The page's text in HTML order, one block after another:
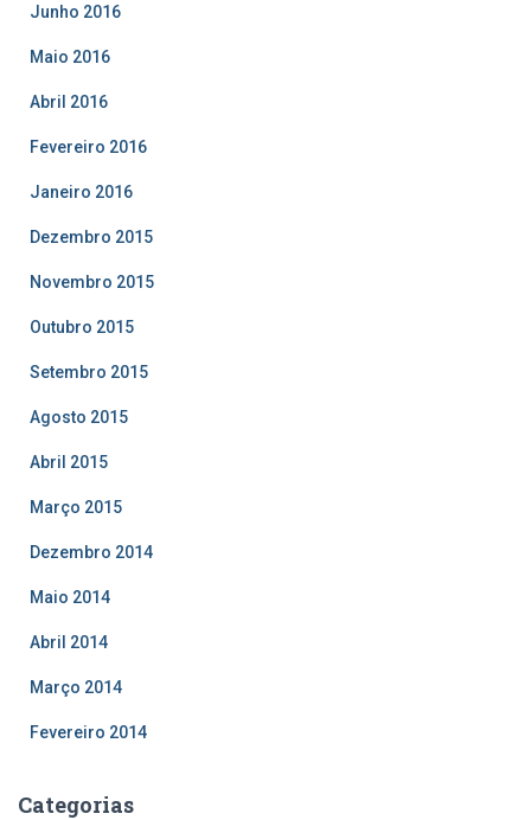
Junho 2016
Maio 2016
Abril 2016
Fevereiro 2016
Janeiro 2016
Dezembro 2015
Novembro 2015
Outubro 2015
Setembro 2015
Agosto 2015
Abril 2015
Março 2015
Dezembro 2014
Maio 2014
Abril 2014
Março 2014
Fevereiro 2014
Categorias